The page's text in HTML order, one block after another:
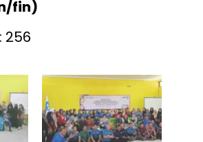
fin)
256